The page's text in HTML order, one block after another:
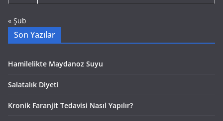
« Şub
Son Yazılar
Hamilelikte Maydanoz Suyu
Salatalık Diyeti
Kronik Faranjit Tedavisi Nasıl Yapılır?